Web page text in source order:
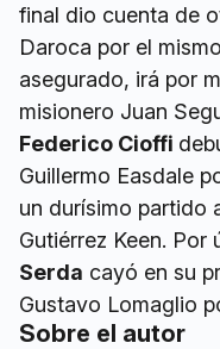
final dio cuenta de
Daroca por el
asegurado, irá por
misionero Juan
Federico Cioffi
Guillermo Easdale
un durísimo partido
Gutiérrez Keen. Por
Serda cayó en su
Gustavo Lomaglio
Sobre el autor